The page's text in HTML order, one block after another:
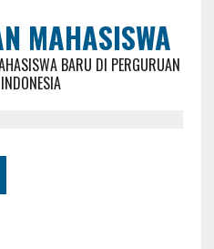
MAHASISWA
BARU DI PERGURUAN